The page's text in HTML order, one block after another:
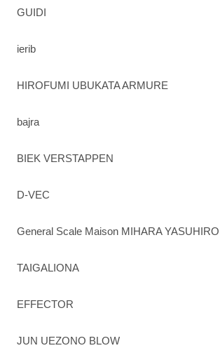
GUIDI
ierib
HIROFUMI UBUKATA ARMURE
bajra
BIEK VERSTAPPEN
D-VEC
General Scale Maison MIHARA YASUHIRO
TAIGALIONA
EFFECTOR
JUN UEZONO BLOW